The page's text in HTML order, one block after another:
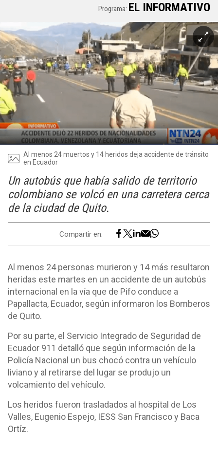
Programa: EL INFORMATIVO
Al menos 24 muertos y 14 heridos deja accidente de tránsito
en Ecuador
Un autobús que había salido de territorio
colombiano se volcó en una carretera cerca
de la ciudad de Quito.
Compartir en:
Al menos 24 personas murieron y 14 más resultaron
heridas este martes en un accidente de un autobús
internacional en la vía que de Pifo conduce a
Papallacta, Ecuador, según informaron los Bomberos
de Quito.
Por su parte, el Servicio Integrado de Seguridad de
Ecuador 911 detalló que según información de la
Policía Nacional un bus chocó contra un vehículo
liviano y al retirarse del lugar se produjo un
volcamiento del vehículo.
Los heridos fueron trasladados al hospital de Los
Valles, Eugenio Espejo, IESS San Francisco y Baca
Ortíz.